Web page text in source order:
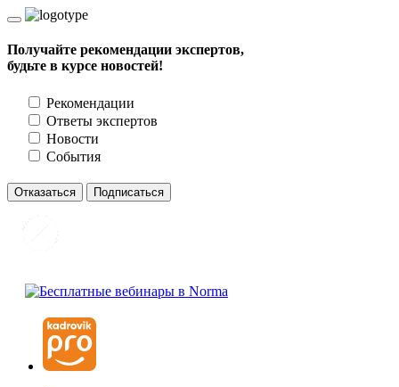
Получайте рекомендации экспертов,
будьте в курсе новостей!
Рекомендации
Ответы экспертов
Новости
События
Отказаться Подписаться